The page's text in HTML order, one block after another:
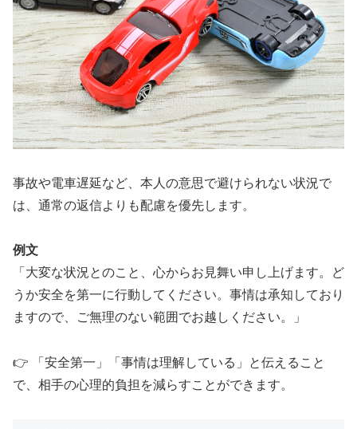
事故や電車遅延など、本人の意思で避けられない状況で
は、通常の返信よりも配慮を優先します。
例文
「大変な状況とのこと、心からお見舞い申し上げます。ど
うか安全を第一に行動してください。事情は承知しており
ますので、ご無理のない範囲でお越しください。」
👉 「安全第一」「事情は理解している」と伝えること
で、相手の心理的負担を減らすことができます。